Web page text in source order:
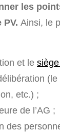
les
Ainsi, le
et le
etc.) ;
de l’AG ;
des